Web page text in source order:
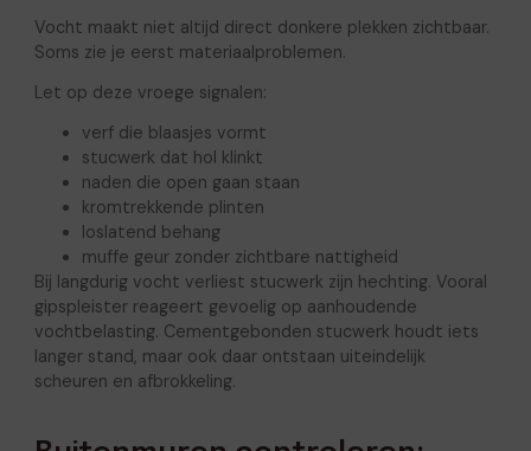
Vocht maakt niet altijd direct donkere plekken zichtbaar.
Soms zie je eerst materiaalproblemen.
Let op deze vroege signalen:
verf die blaasjes vormt
stucwerk dat hol klinkt
naden die open gaan staan
kromtrekkende plinten
loslatend behang
muffe geur zonder zichtbare nattigheid
Bij langdurig vocht verliest stucwerk zijn hechting. Vooral
gipspleister reageert gevoelig op aanhoudende
vochtbelasting. Cementgebonden stucwerk houdt iets
langer stand, maar ook daar ontstaan uiteindelijk
scheuren en afbrokkeling.